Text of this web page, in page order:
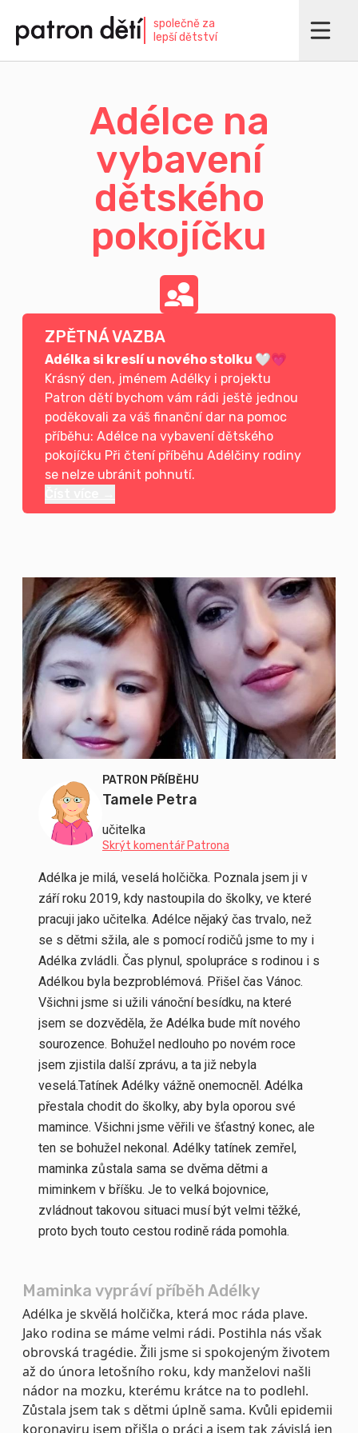
hlavnímu
obsahu
společně za
lepší dětství
Adélce na
vybavení
dětského
pokojíčku
ZPĚTNÁ VAZBA
Adélka si kreslí u nového stolku 🤍💗
Krásný den, jménem Adélky i projektu
Patron dětí bychom vám rádi ještě jednou
poděkovali za váš finanční dar na pomoc
příběhu: Adélce na vybavení dětského
pokojíčku Při čtení příběhu Adélčiny rodiny
se nelze ubránit pohnutí.
PATRON PŘÍBĚHU
Tamele Petra
učitelka
Skrýt komentář Patrona
Adélka je milá, veselá holčička. Poznala jsem ji v
září roku 2019, kdy nastoupila do školky, ve které
pracuji jako učitelka. Adélce nějaký čas trvalo, než
se s dětmi sžila, ale s pomocí rodičů jsme to my i
Adélka zvládli. Čas plynul, spolupráce s rodinou i s
Adélkou byla bezproblémová. Přišel čas Vánoc.
Všichni jsme si užili vánoční besídku, na které
jsem se dozvěděla, že Adélka bude mít nového
sourozence. Bohužel nedlouho po novém roce
jsem zjistila další zprávu, a ta již nebyla
veselá.Tatínek Adélky vážně onemocněl. Adélka
přestala chodit do školky, aby byla oporou své
mamince. Všichni jsme věřili ve šťastný konec, ale
ten se bohužel nekonal. Adélky tatínek zemřel,
maminka zůstala sama se dvěma dětmi a
miminkem v bříšku. Je to velká bojovnice,
zvládnout takovou situaci musí být velmi těžké,
proto bych touto cestou rodině ráda pomohla.
Maminka vypráví příběh Adélky
Adélka je skvělá holčička, která moc ráda plave.
Jako rodina se máme velmi rádi. Postihla nás však
obrovská tragédie. Žili jsme si spokojeným životem
až do února letošního roku, kdy manželovi našli
nádor na mozku, kterému krátce na to podlehl.
Zůstala jsem tak s dětmi úplně sama. Kvůli epidemii
koronaviru jsem přišla o práci a jsem tak závislá jen